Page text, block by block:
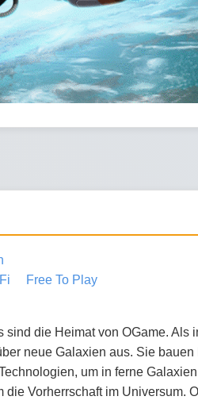
Free To Play
die Heimat von OGame. Als
neue Galaxien aus. Sie bauen
um in ferne
Vorherrschaft im Universum.